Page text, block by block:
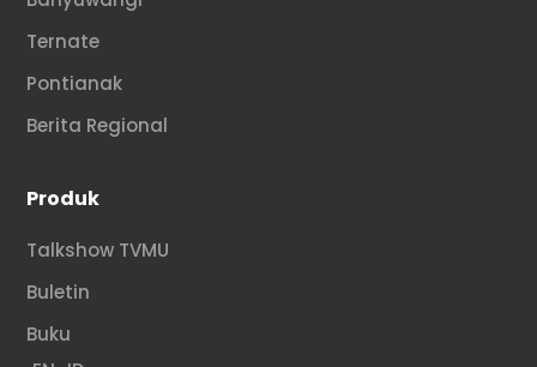
Ternate
Pontianak
Berita Regional
Produk
Talkshow TVMU
Buletin
Buku